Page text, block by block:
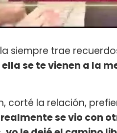
siempre trae
se te vienen a la
corté la relación,
realmente se vio con